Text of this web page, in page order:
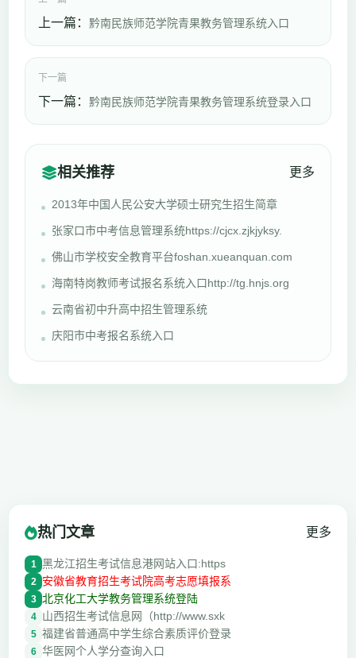
上一篇： 黔南民族师范学院青果教务管理系统入口
下一篇
下一篇： 黔南民族师范学院青果教务管理系统登录入口
相关推荐 更多
2013年中国人民公安大学硕士研究生招生简章
张家口市中考信息管理系统https://cjcx.zjkjyksy.
佛山市学校安全教育平台foshan.xueanquan.com
海南特岗教师考试报名系统入口http://tg.hnjs.org
云南省初中升高中招生管理系统
庆阳市中考报名系统入口
热门文章 更多
1 黑龙江招生考试信息港网站入口:https
2 安徽省教育招生考试院高考志愿填报系
3 北京化工大学教务管理系统登陆
4 山西招生考试信息网（http://www.sxk
5 福建省普通高中学生综合素质评价登录
6 华医网个人学分查询入口